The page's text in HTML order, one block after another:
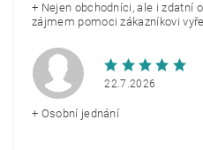
+ Nejen obchodníci, ale i zdatní
zájmem pomoci zákazníkovi
22.7.2026
+ Osobní jednání